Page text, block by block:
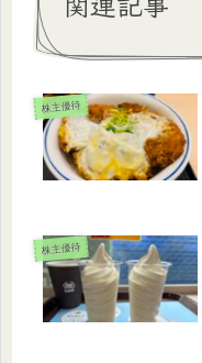
株主優待
株主優待